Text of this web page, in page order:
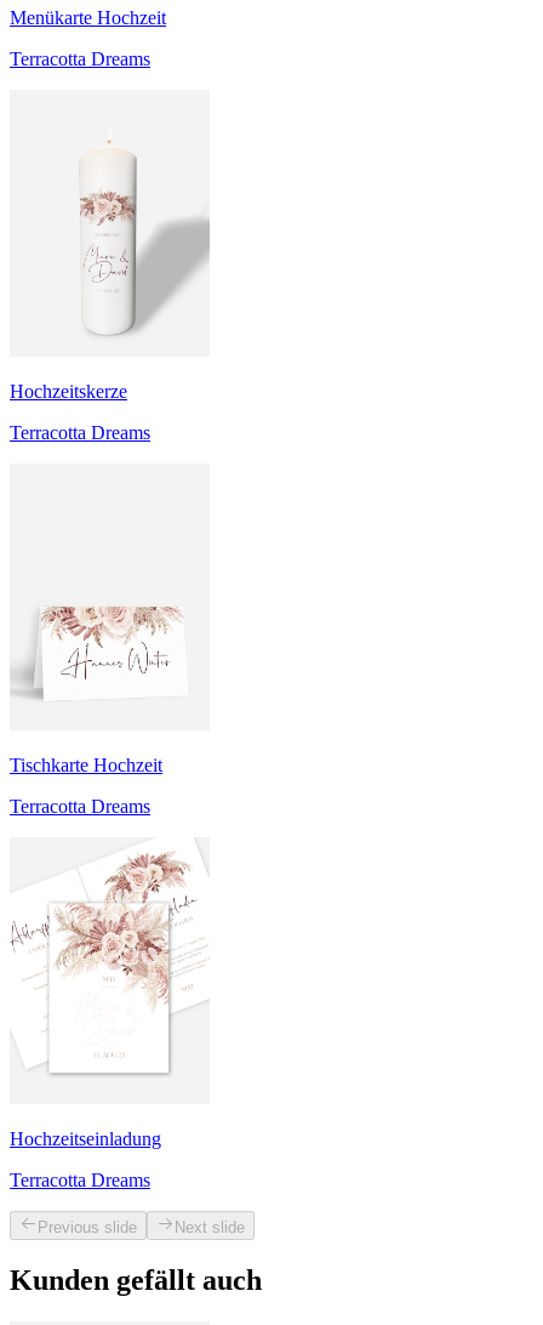
Menükarte Hochzeit
Terracotta Dreams
Hochzeitskerze
Terracotta Dreams
Tischkarte Hochzeit
Terracotta Dreams
Hochzeitseinladung
Terracotta Dreams
Previous slide Next slide
Kunden gefällt auch